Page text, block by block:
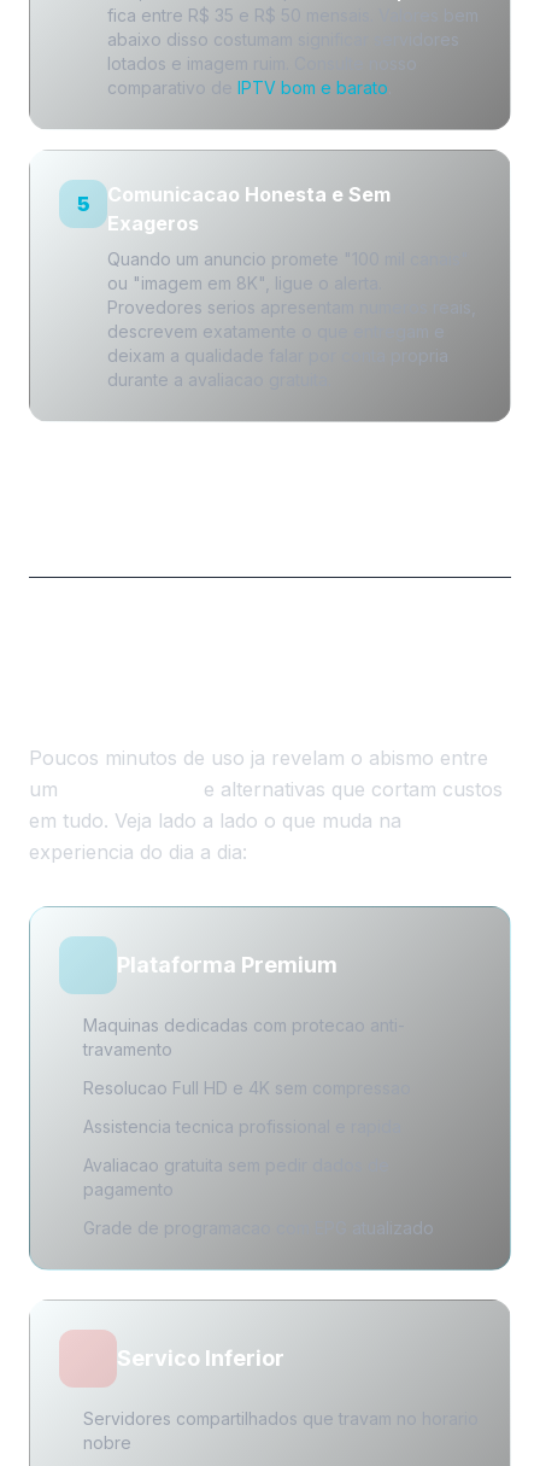
fica entre R$ 35 e R$ 50 mensais. Valores bem
abaixo disso costumam significar servidores
lotados e imagem ruim. Consulte nosso
comparativo de IPTV bom e barato
5
Comunicacao Honesta e Sem
Exageros
Quando um anuncio promete "100 mil canais"
ou "imagem em 8K", ligue o alerta.
Provedores serios apresentam numeros reais,
descrevem exatamente o que entregam e
deixam a qualidade falar por conta propria
durante a avaliacao gratuita.
Poucos minutos de uso ja revelam o abismo entre
um
e alternativas que cortam custos
em tudo. Veja lado a lado o que muda na
experiencia do dia a dia:
Plataforma Premium
Maquinas dedicadas com protecao anti-
travamento
Resolucao Full HD e 4K sem compressao
Assistencia tecnica profissional e rapida
Avaliacao gratuita sem pedir dados de
pagamento
Grade de programacao com EPG atualizado
Servico Inferior
Servidores compartilhados que travam no horario
nobre